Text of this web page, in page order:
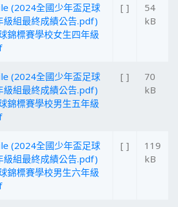
錦標賽學校女生四年級
[ ]
54
kB
錦標賽學校男生五年級
[ ]
70
kB
錦標賽學校男生六年級
[ ]
119
kB